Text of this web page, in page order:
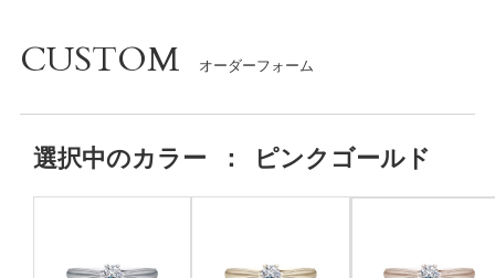
CUSTOM
選択中のカラー ： ピンクゴールド